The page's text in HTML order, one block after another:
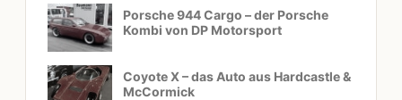
Porsche 944 Cargo – der Porsche
Kombi von DP Motorsport
Coyote X – das Auto aus Hardcastle &
McCormick